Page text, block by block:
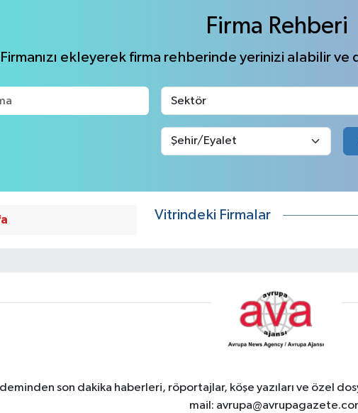
Firma Rehberi
Firmanızı ekleyerek firma rehberinde yerinizi alabilir
Vitrindeki Firmalar
son dakika haberleri, röportajlar, köşe yazıları ve özel
mail: